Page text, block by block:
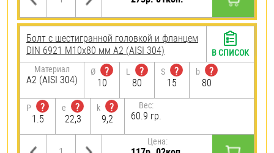
Болт с шестигранной головкой и фланцем
DIN 6921 М10х80 мм А2 (AISI 304)
Материал
А2 (AISI 304)
Ø
?
10
L
?
80
S
?
15
b
?
80
P
?
1.5
e
?
22,3
k
?
9,2
Вес:
60.9 гр.
Цена:
В СПИСОК